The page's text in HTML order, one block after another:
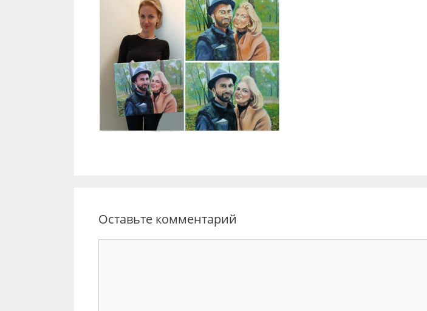
Оставьте комментарий